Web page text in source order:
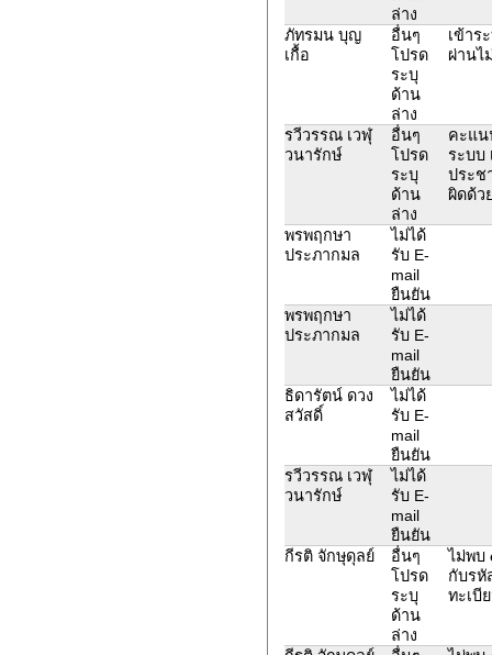
ล่าง
ภัทรมน บุญ
เกื้อ
อื่นๆ
โปรด
ระบุ
ด้าน
ล่าง
เข้าร
ผ่านไ
รวีวรรณ เวฬุ
วนารักษ์
อื่นๆ
โปรด
ระบุ
ด้าน
ล่าง
คะแน
ระบบ
ประช
ผิดด้ว
พรพฤกษา
ประภากมล
ไม่ได้
รับ E-
mail
ยืนยัน
พรพฤกษา
ประภากมล
ไม่ได้
รับ E-
mail
ยืนยัน
ธิดารัตน์ ดวง
สวัสดิ์
ไม่ได้
รับ E-
mail
ยืนยัน
รวีวรรณ เวฬุ
วนารักษ์
ไม่ได้
รับ E-
mail
ยืนยัน
กีรติ จักษุดุลย์
อื่นๆ
โปรด
ระบุ
ด้าน
ล่าง
ไม่พบ
กับรหั
ทะเบี